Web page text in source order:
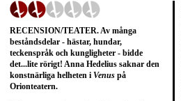
RECENSION/TEATER. Av många
beståndsdelar - hästar, hundar,
teckenspråk och kungligheter - bidde
det...lite rörigt! Anna Hedelius saknar den
konstnärliga helheten i Venus på
Orionteatern.